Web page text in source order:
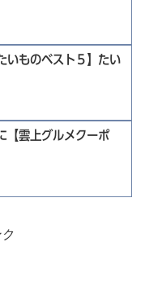
いものベスト５】たい
【雲上グルメクーポ